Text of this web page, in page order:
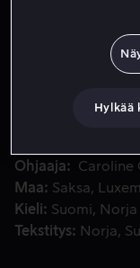
Rakastettavan
Rakastettavan
hammaskeiju
Ohjaaja
Caroline
Maa
Saksa
Kieli
Suomi
Norja
Tekstitys
Norja
Hylkää